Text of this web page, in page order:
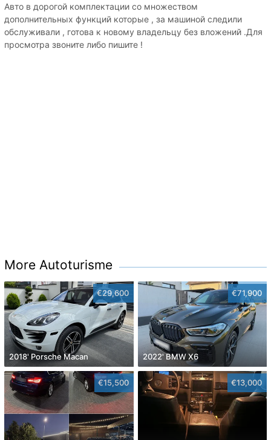
Авто в дорогой комплектации со множеством
дополнительных функций которые , за машиной следили
обслуживали , готова к новому владельцу без вложений .Для
просмотра звоните либо пишите !
More Autoturisme
€29,600
2018' Porsche Macan
€71,900
2022' BMW X6
€15,500 €13,000